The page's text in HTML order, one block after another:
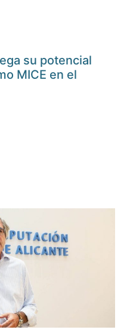
su potencial
MICE en el